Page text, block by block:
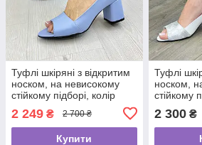
Туфлі шкіряні з відкритим
носком, на невисокому
стійкому підборі, колір
2 249 ₴ 2 700 ₴
Купити
Туфлі
носком,
стійкому
2 300₴